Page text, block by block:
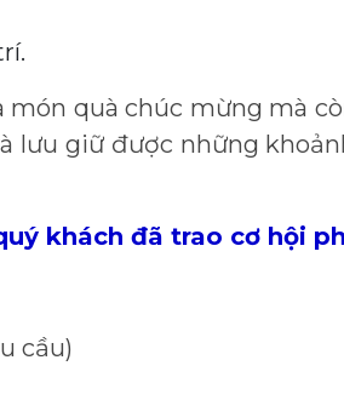
quà chúc mừng mà
lưu giữ được những
khách đã trao cơ hội
cầu)